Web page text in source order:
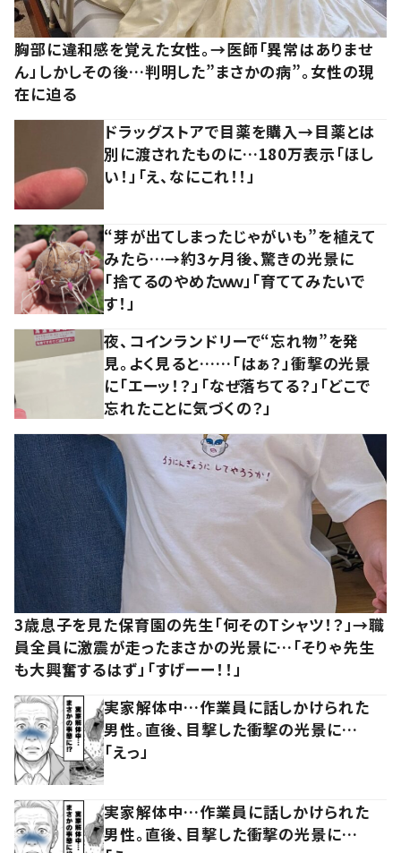
胸部に違和感を覚えた女性。→医師「異常はありませ
ん」しかしその後…判明した”まさかの病”。女性の現
在に迫る
ドラッグストアで目薬を購入→目薬とは
別に渡されたものに…180万表示「ほし
い！」「え、なにこれ！！」
“芽が出てしまったじゃがいも”を植えて
みたら…→約3ヶ月後、驚きの光景に
「捨てるのやめたｗｗ」「育ててみたいで
す！」
夜、コインランドリーで“忘れ物”を発
見。よく見ると……「はぁ？」衝撃の光景
に「エーッ！？」「なぜ落ちてる？」「どこで
忘れたことに気づくの？」
3歳息子を見た保育園の先生「何そのTシャツ！？」→職
員全員に激震が走ったまさかの光景に…「そりゃ先生
も大興奮するはず」「すげーー！！」
実家解体中…作業員に話しかけられた
男性。直後、目撃した衝撃の光景に…
「えっ」
実家解体中…作業員に話しかけられた
男性。直後、目撃した衝撃の光景に…